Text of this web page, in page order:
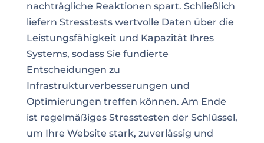
nachträgliche Reaktionen spart. Schließlich
liefern Stresstests wertvolle Daten über die
Leistungsfähigkeit und Kapazität Ihres
Systems, sodass Sie fundierte
Entscheidungen zu
Infrastrukturverbesserungen und
Optimierungen treffen können. Am Ende
ist regelmäßiges Stresstesten der Schlüssel,
um Ihre Website stark, zuverlässig und